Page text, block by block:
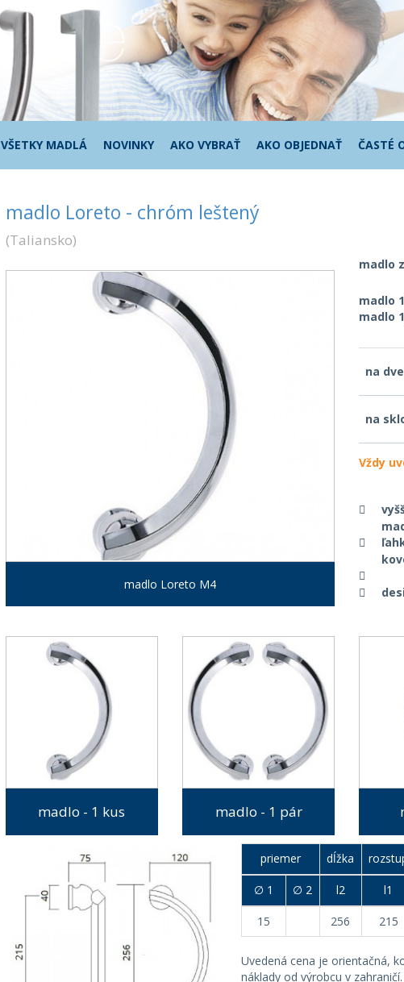
VŠETKY MADLÁ NOVINKY AKO VYBRAŤ AKO OBJEDNAŤ ČASTÉ
madlo Loreto - chróm leštený
(Taliansko)
madlo Loreto M4
madlo
madlo
madlo
na
na
Vždy
madlo - 1 kus madlo - 1 pár
priemer dĺžka
∅ 1 ∅ 2 l2 l1
15 256 215
Uvedená cena je orientačná,
náklady od výrobcu v